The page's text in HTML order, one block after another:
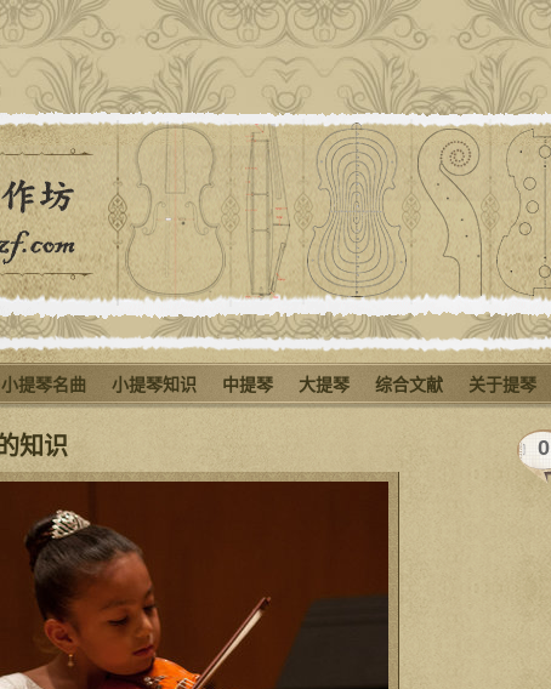
小提琴名曲 小提琴知识 中提琴 大提琴 综合文献 关于提琴
知识 0